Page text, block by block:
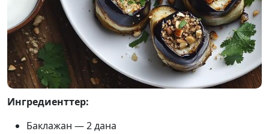
Ингредиенттер:
Баклажан — 2 дана